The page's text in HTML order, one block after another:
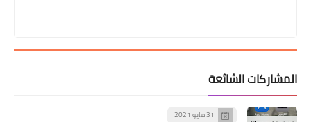
المشاركات الشائعة
31 مايو 2021